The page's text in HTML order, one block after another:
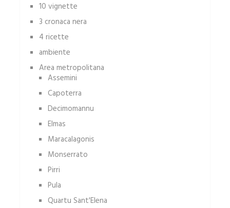
10 vignette
3 cronaca nera
4 ricette
ambiente
Area metropolitana
Assemini
Capoterra
Decimomannu
Elmas
Maracalagonis
Monserrato
Pirri
Pula
Quartu Sant'Elena